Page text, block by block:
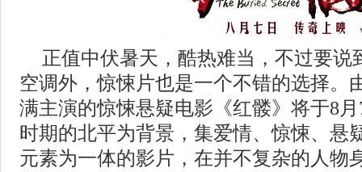
正值中伏暑天，酷热难当，不过要说
空调外，惊悚片也是一个不错的选择。
满主演的惊悚悬疑电影《红髅》将于8
时期的北平为背景，集爱情、惊悚、悬
元素为一体的影片，在并不复杂的人物